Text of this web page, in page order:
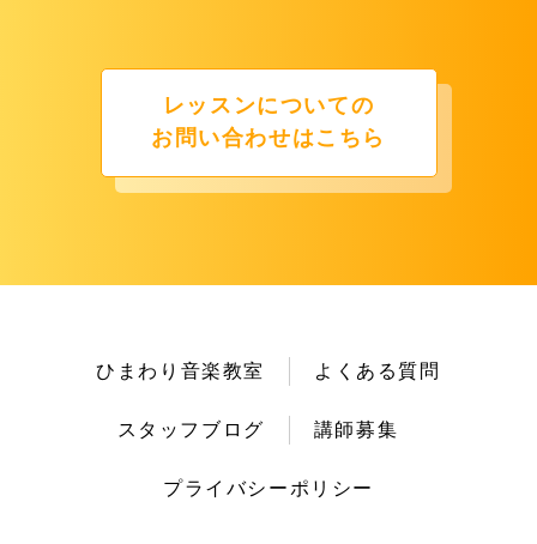
レッスンについての
お問い合わせはこちら
ひまわり音楽教室 よくある質問
スタッフブログ 講師募集
プライバシーポリシー